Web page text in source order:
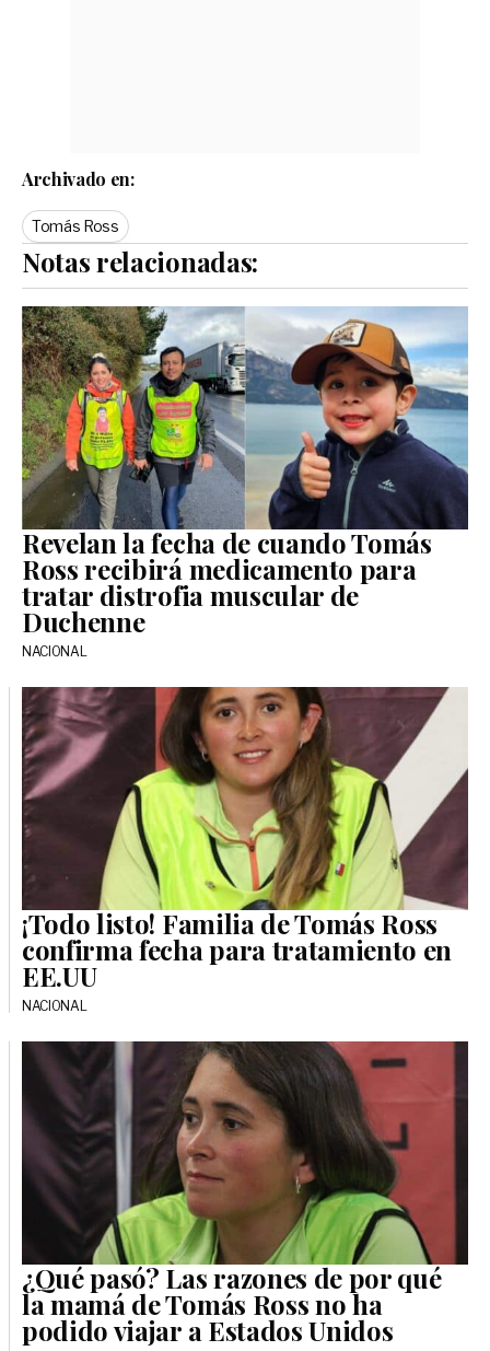
Archivado en:
Tomás Ross
Notas relacionadas:
Revelan la fecha de cuando Tomás
Ross recibirá medicamento para
tratar distrofia muscular de
Duchenne
NACIONAL
¡Todo listo! Familia de Tomás Ross
confirma fecha para tratamiento en
EE.UU
NACIONAL
¿Qué pasó? Las razones de por qué
la mamá de Tomás Ross no ha
podido viajar a Estados Unidos